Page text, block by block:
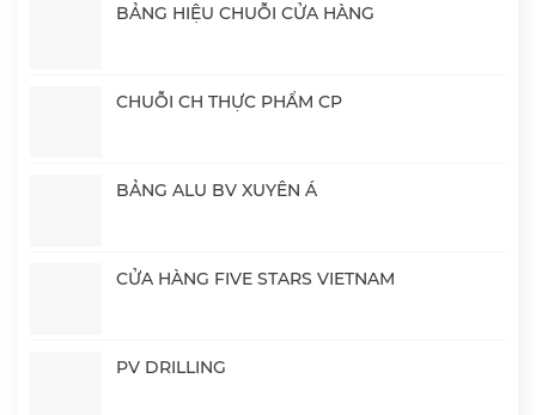
BẢNG HIỆU CHUỖI CỬA HÀNG
CHUỖI CH THỰC PHẨM CP
BẢNG ALU BV XUYÊN Á
CỬA HÀNG FIVE STARS VIETNAM
PV DRILLING